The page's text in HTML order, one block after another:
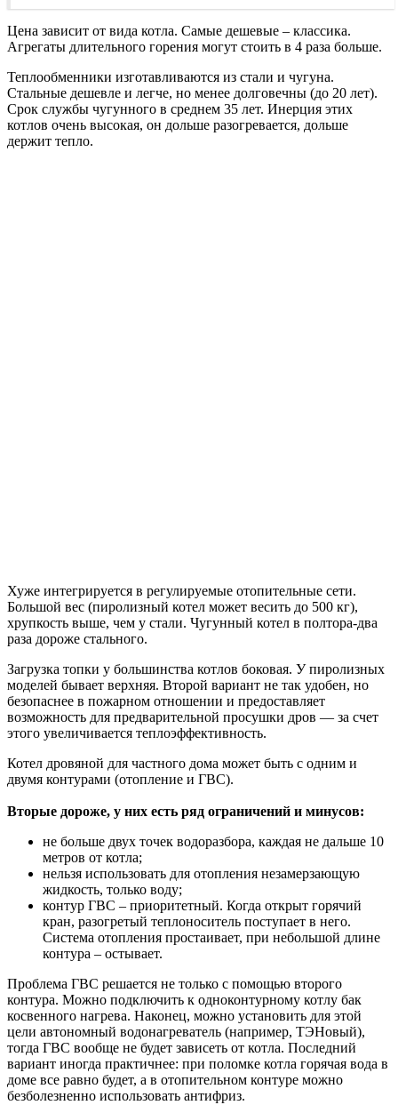
Цена зависит от вида котла. Самые дешевые – классика.
Агрегаты длительного горения могут стоить в 4 раза больше.
Теплообменники изготавливаются из стали и чугуна.
Стальные дешевле и легче, но менее долговечны (до 20 лет).
Срок службы чугунного в среднем 35 лет. Инерция этих
котлов очень высокая, он дольше разогревается, дольше
держит тепло.
Хуже интегрируется в регулируемые отопительные сети.
Большой вес (пиролизный котел может весить до 500 кг),
хрупкость выше, чем у стали. Чугунный котел в полтора-два
раза дороже стального.
Загрузка топки у большинства котлов боковая. У пиролизных
моделей бывает верхняя. Второй вариант не так удобен, но
безопаснее в пожарном отношении и предоставляет
возможность для предварительной просушки дров — за счет
этого увеличивается теплоэффективность.
Котел дровяной для частного дома может быть с одним и
двумя контурами (отопление и ГВС).
Вторые дороже, у них есть ряд ограничений и минусов:
не больше двух точек водоразбора, каждая не дальше 10
метров от котла;
нельзя использовать для отопления незамерзающую
жидкость, только воду;
контур ГВС – приоритетный. Когда открыт горячий
кран, разогретый теплоноситель поступает в него.
Система отопления простаивает, при небольшой длине
контура – остывает.
Проблема ГВС решается не только с помощью второго
контура. Можно подключить к одноконтурному котлу бак
косвенного нагрева. Наконец, можно установить для этой
цели автономный водонагреватель (например, ТЭНовый),
тогда ГВС вообще не будет зависеть от котла. Последний
вариант иногда практичнее: при поломке котла горячая вода в
доме все равно будет, а в отопительном контуре можно
безболезненно использовать антифриз.